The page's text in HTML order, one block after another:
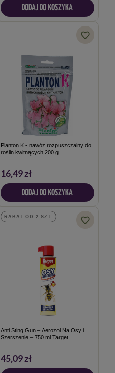
DODAJ DO KOSZYKA
Planton K - nawóz rozpuszczalny do
roślin kwitnących 200 g
16,49 zł
DODAJ DO KOSZYKA
RABAT OD 2 SZT.
Anti Sting Gun – Aerozol Na Osy i
Szerszenie – 750 ml Target
45,09 zł